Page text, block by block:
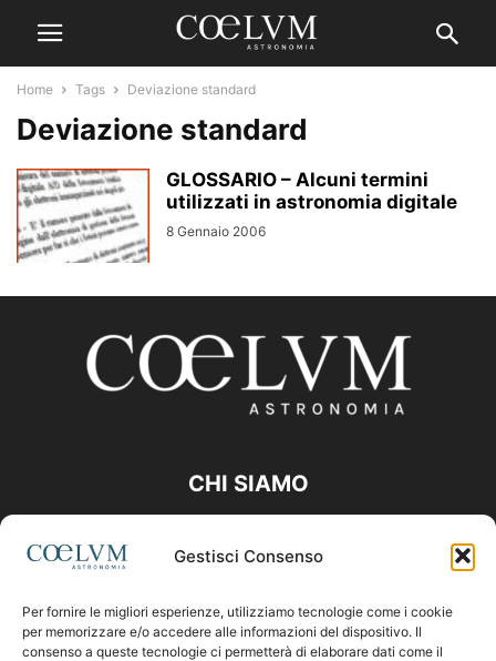
Gestisci Consenso
Per fornire le migliori esperienze, utilizziamo tecnologie come i cookie
per memorizzare e/o accedere alle informazioni del dispositivo. Il
consenso a queste tecnologie ci permetterà di elaborare dati come il
Home Tags Deviazione standard
Deviazione standard
GLOSSARIO – Alcuni termini
utilizzati in astronomia digitale
8 Gennaio 2006
CHI SIAMO
Contattaci:coelumastro@coelum.com
SEGUICI